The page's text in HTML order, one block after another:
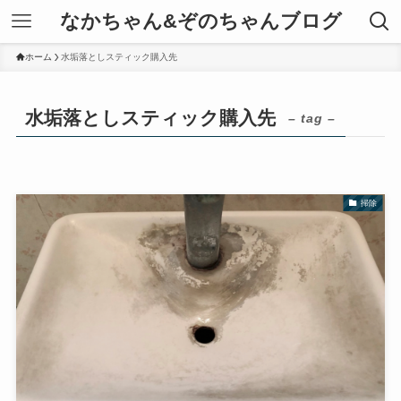
なかちゃん&ぞのちゃんブログ
ホーム 水垢落としスティック購入先
水垢落としスティック購入先 – tag –
掃除